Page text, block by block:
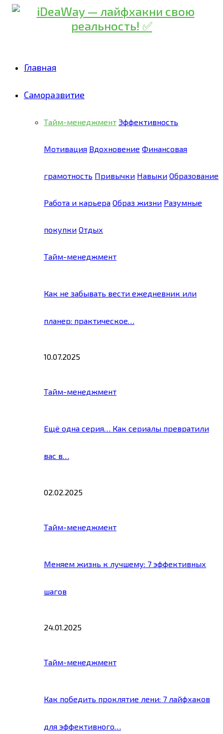
Главная
Саморазвитие
Тайм-менеджмент Эффективность
Мотивация Вдохновение Финансовая
грамотность Привычки Навыки Образование
Работа и карьера Образ жизни Разумные
покупки Отдых
Тайм-менеджмент
Как не забывать вести ежедневник или
планер: практическое…
10.07.2025
Тайм-менеджмент
Ещё одна серия… Как сериалы превратили
вас в…
02.02.2025
Тайм-менеджмент
Меняем жизнь к лучшему: 7 эффективных
шагов
24.01.2025
Тайм-менеджмент
Как победить проклятие лени: 7 лайфхаков
для эффективного…